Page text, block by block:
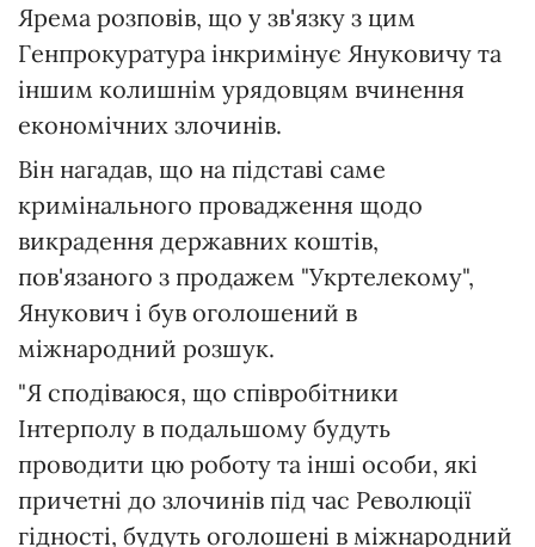
Ярема розповів, що у зв'язку з цим
Генпрокуратура інкримінує Януковичу та
іншим колишнім урядовцям вчинення
економічних злочинів.
Він нагадав, що на підставі саме
кримінального провадження щодо
викрадення державних коштів,
пов'язаного з продажем "Укртелекому",
Янукович і був оголошений в
міжнародний розшук.
"Я сподіваюся, що співробітники
Інтерполу в подальшому будуть
проводити цю роботу та інші особи, які
причетні до злочинів під час Революції
гідності, будуть оголошені в міжнародний